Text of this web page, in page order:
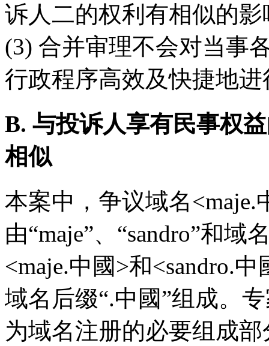
诉人二的权利有相似的影
(3) 合并审理不会对当事
行政程序高效及快捷地进
B. 与投诉人享有民事权
相似
本案中，争议域名<maje.
由“maje”、“sandro”和
<maje.中國>和<sandro.中
域名后缀“.中國”组成。
为域名注册的必要组成